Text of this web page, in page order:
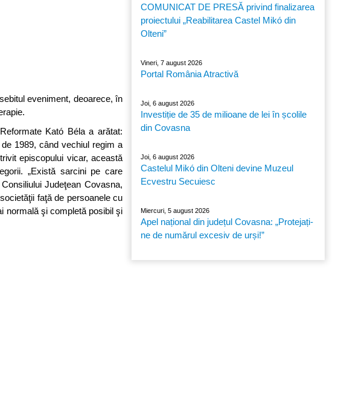
eveniment, deoarece, în
Kató Béla a arătat:
1989, când vechiul regim a
episcopului vicar, această
„Există sarcini pe care
Judeţean Covasna,
faţă de persoanele cu
normală şi completă posibil şi
COMUNICAT DE PRESĂ privind finalizarea
proiectului „Reabilitarea Castel Mikó din
Olteni”
Vineri, 7 august 2026
Portal România Atractivă
Joi, 6 august 2026
Investiție de 35 de milioane de lei în școlile
din Covasna
Joi, 6 august 2026
Castelul Mikó din Olteni devine Muzeul
Ecvestru Secuiesc
Miercuri, 5 august 2026
Apel național din județul Covasna: „Protejați-
ne de numărul excesiv de urși!”